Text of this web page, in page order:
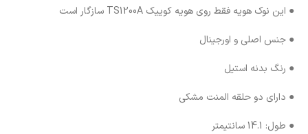
● این نوک هویه فقط روی هویه کوییک TS1200A سازگار است
● جنس اصلی و اورجینال
● رنگ بدنه استیل
● دارای دو حلقه المنت مشکی
● طول: 14.1 سانتیمتر